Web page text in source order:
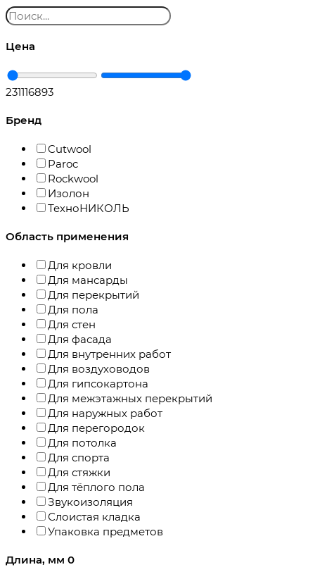
Цена
231116893
Бренд
Cutwool
Paroc
Rockwool
Изолон
ТехноНИКОЛЬ
Область применения
Для кровли
Для мансарды
Для перекрытий
Для пола
Для стен
Для фасада
Для внутренних работ
Для воздуховодов
Для гипсокартона
Для межэтажных перекрытий
Для наружных работ
Для перегородок
Для потолка
Для спорта
Для стяжки
Для тёплого пола
Звукоизоляция
Слоистая кладка
Упаковка предметов
Длина, мм 0